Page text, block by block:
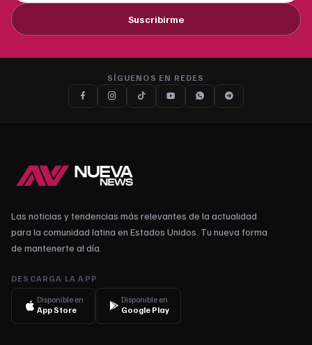
Suscribirme
SÍGUENOS EN REDES
Las noticias y tendencias más relevantes de la actualidad
para la comunidad latina en Estados Unidos. Tu nueva forma
de mantenerte al día.
DESCARGA LA APP
Disponible en
App Store
Disponible en
Google Play